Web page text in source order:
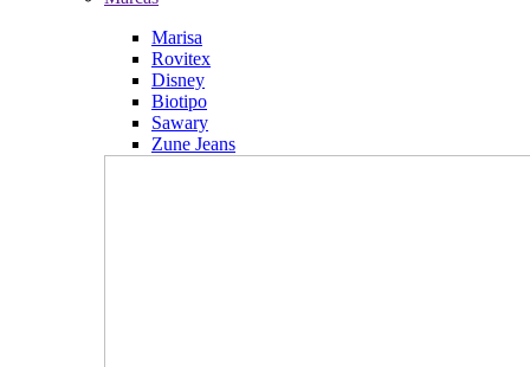
Marisa
Rovitex
Disney
Biotipo
Sawary
Zune Jeans